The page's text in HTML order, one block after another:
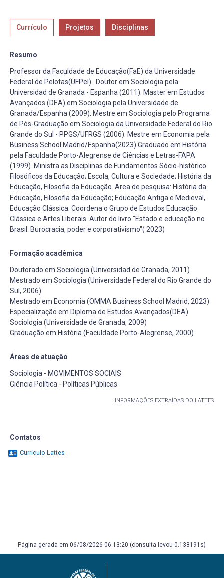
Currículo Projetos Disciplinas
Resumo
Professor da Faculdade de Educação(FaE) da Universidade
Federal de Pelotas(UFPel) . Doutor em Sociologia pela
Universidad de Granada - Espanha (2011). Master em Estudos
Avançados (DEA) em Sociologia pela Universidade de
Granada/Espanha (2009). Mestre em Sociologia pelo Programa
de Pós-Graduação em Sociologia da Universidade Federal do Rio
Grande do Sul - PPGS/UFRGS (2006). Mestre em Economia pela
Business School Madrid/Espanha(2023).Graduado em História
pela Faculdade Porto-Alegrense de Ciências e Letras-FAPA
(1999). Ministra as Disciplinas de Fundamentos Sócio-histórico
Filosóficos da Educação; Escola, Cultura e Sociedade; História da
Educação, Filosofia da Educação. Area de pesquisa: História da
Educação, Filosofia da Educação; Educação Antiga e Medieval,
Educação Clássica. Coordena o Grupo de Estudos Educação
Clássica e Artes Liberais. Autor do livro "Estado e educação no
Brasil. Burocracia, poder e corporativismo"( 2023)
Formação acadêmica
Doutorado em Sociologia (Universidad de Granada, 2011)
Mestrado em Sociologia (Universidade Federal do Rio Grande do
Sul, 2006)
Mestrado em Economia (OMMA Business School Madrid, 2023)
Especialização em Diploma de Estudos Avançados(DEA)
Sociologia (Universidade de Granada, 2009)
Graduação em História (Faculdade Porto-Alegrense, 2000)
Áreas de atuação
Sociologia - MOVIMENTOS SOCIAIS
Ciência Política - Políticas Públicas
INFORMAÇÕES EXTRAÍDAS DO LATTES
Contatos
Currículo Lattes
Página gerada em 06/08/2026 06:13:20 (consulta levou 0.138191s)